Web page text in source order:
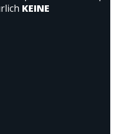
KEINE